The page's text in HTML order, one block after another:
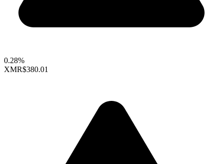
0.28%
XMR$380.01